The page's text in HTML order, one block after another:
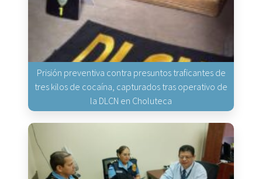
Prisión preventiva contra presuntos traficantes de
tres kilos de cocaína, capturados tras operativo de
la DLCN en Choluteca